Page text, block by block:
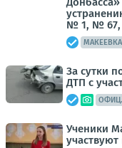
№ 1, № 67,
МАКЕЕВКА
За сутки
ДТП с
ОФИЦ.
Ученики